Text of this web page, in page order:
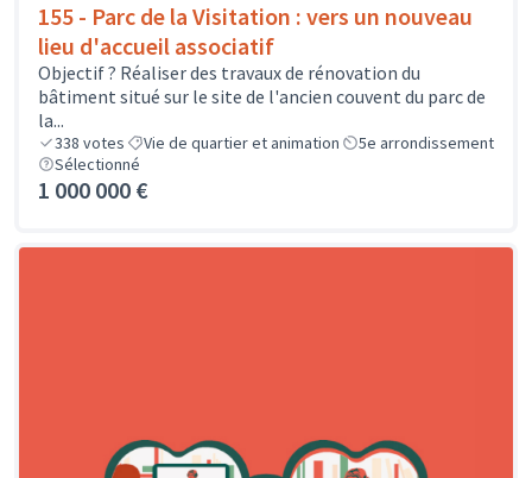
155 - Parc de la Visitation : vers un nouveau
lieu d'accueil associatif
Objectif ? Réaliser des travaux de rénovation du
bâtiment situé sur le site de l'ancien couvent du parc de
la...
338 votes Vie de quartier et animation
5e arrondissement
Sélectionné
1 000 000 €